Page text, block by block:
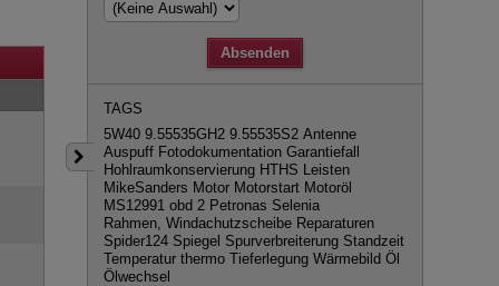
TAGS
5W40 9.55535GH2 9.55535S2 Antenne
Auspuff Fotodokumentation Garantiefall
Hohlraumkonservierung HTHS
Leisten
MikeSanders Motor Motorstart Motoröl
MS12991 obd 2 Petronas Selenia
Rahmen, Windachutzscheibe Reparaturen
Spider124 Spiegel Spurverbreiterung Standzeit
Temperatur thermo Tieferlegung Wärmebild Öl
Ölwechsel